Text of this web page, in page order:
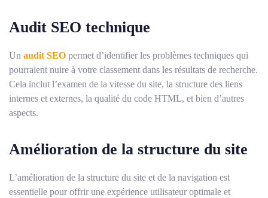
Audit SEO technique
Un audit SEO permet d’identifier les problèmes techniques qui
pourraient nuire à votre classement dans les résultats de recherche.
Cela inclut l’examen de la vitesse du site, la structure des liens
internes et externes, la qualité du code HTML, et bien d’autres
aspects.
Amélioration de la structure du site
L’amélioration de la structure du site et de la navigation est
essentielle pour offrir une expérience utilisateur optimale et